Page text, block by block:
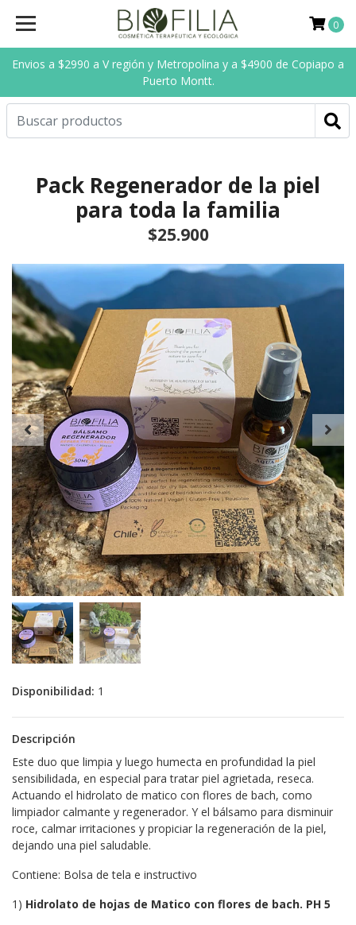
Envios a $2990 a V región y Metropolina y a $4900 de Copiapo a
Puerto Montt.
0
Pack Regenerador de la piel
para toda la familia
$25.900
Disponibilidad: 1
Descripción
Este duo que limpia y luego humecta en profundidad la piel
sensibilidada, en especial para tratar piel agrietada, reseca.
Actuando el hidrolato de matico con flores de bach, como
limpiador calmante y regenerador. Y el bálsamo para disminuir
roce, calmar irritaciones y propiciar la regeneración de la piel,
dejando una piel saludable.
Contiene: Bolsa de tela e instructivo
1) Hidrolato de hojas de Matico con flores de bach. PH 5